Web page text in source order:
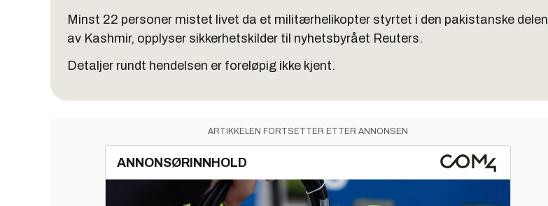
Minst 22 personer mistet livet da et militærhelikopter styrtet i den pakistanske delen
av Kashmir, opplyser sikkerhetskilder til nyhetsbyrået Reuters.
Detaljer rundt hendelsen er foreløpig ikke kjent.
ARTIKKELEN FORTSETTER ETTER ANNONSEN
ANNONSØRINNHOLD